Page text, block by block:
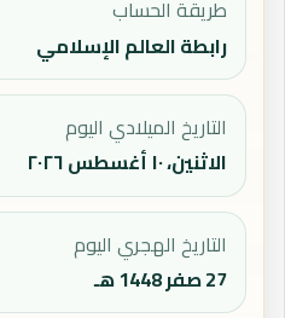
طريقة الحساب
رابطة العالم الإسلامي
التاريخ الميلادي اليوم
الاثنين، ١٠ أغسطس ٢٠٢٦
التاريخ الهجري اليوم
27 صفر 1448 هـ